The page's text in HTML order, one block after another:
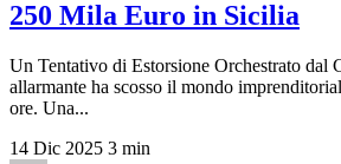
250 Mila Euro in Sicilia
Un Tentativo di Estorsione Orchestrato dal
allarmante ha scosso il mondo
ore. Una...
14 Dic 2025 3 min